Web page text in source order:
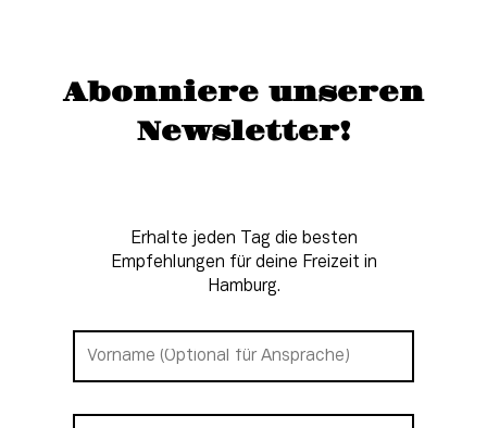
Abonniere unseren
Newsletter!
Erhalte jeden Tag die besten
Empfehlungen für deine Freizeit in
Hamburg.